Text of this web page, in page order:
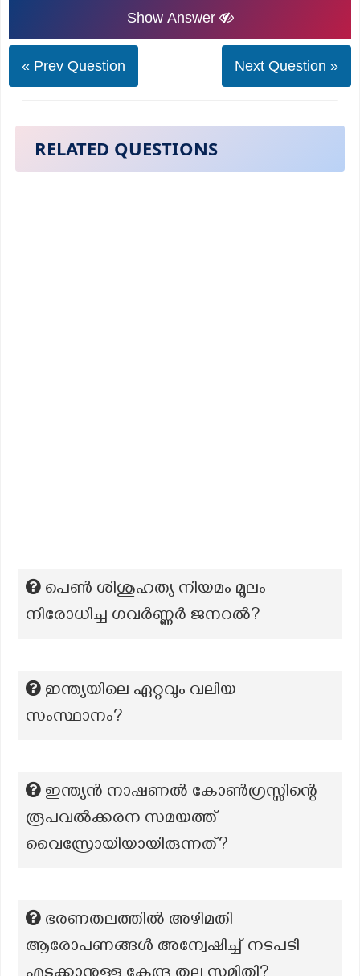
Show Answer
« Prev Question Next Question »
RELATED QUESTIONS
പെൺ ശിശുഹത്യ നിയമം മൂലം
നിരോധിച്ച ഗവർണ്ണർ ജനറൽ?
ഇന്ത്യയിലെ ഏറ്റവും വലിയ
സംസ്ഥാനം?
ഇന്ത്യൻ നാഷണൽ കോൺഗ്രസ്സിന്റെ
രൂപവൽക്കരന സമയത്ത്
വൈസ്രോയിയായിരുന്നത്?
ഭരണതലത്തിൽ അഴിമതി
ആരോപണങ്ങൾ അന്വേഷിച്ച് നടപടി